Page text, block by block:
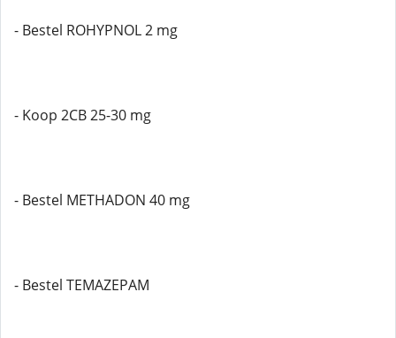
- Bestel ROHYPNOL 2 mg
- Koop 2CB 25-30 mg
- Bestel METHADON 40 mg
- Bestel TEMAZEPAM